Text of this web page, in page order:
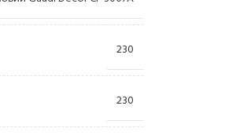
230
230